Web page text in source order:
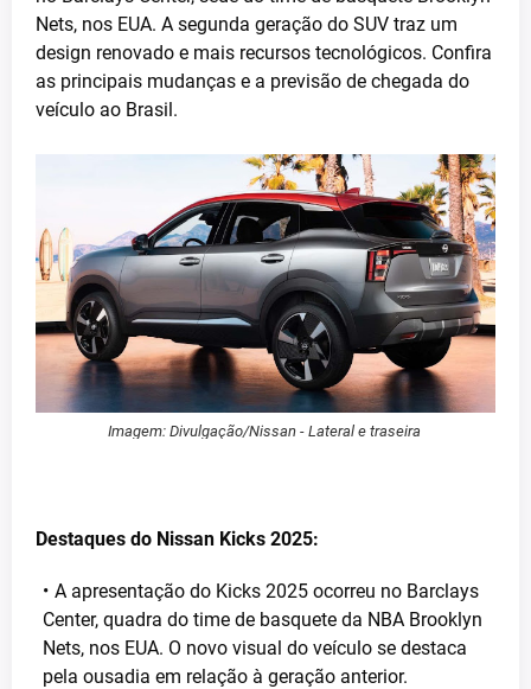
Nets, nos EUA. A segunda geração do SUV traz um
design renovado e mais recursos tecnológicos. Confira
as principais mudanças e a previsão de chegada do
veículo ao Brasil.
Imagem: Divulgação/Nissan - Lateral e traseira
Destaques do Nissan Kicks 2025:
A apresentação do Kicks 2025 ocorreu no Barclays
Center, quadra do time de basquete da NBA Brooklyn
Nets, nos EUA. O novo visual do veículo se destaca
pela ousadia em relação à geração anterior.